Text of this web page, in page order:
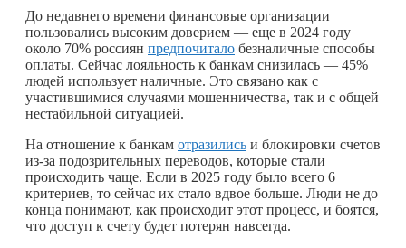
До недавнего времени финансовые организации
пользовались высоким доверием — еще в 2024 году
около 70% россиян предпочитало безналичные способы
оплаты. Сейчас лояльность к банкам снизилась — 45%
людей использует наличные. Это связано как с
участившимися случаями мошенничества, так и с общей
нестабильной ситуацией.
На отношение к банкам отразились и блокировки счетов
из-за подозрительных переводов, которые стали
происходить чаще. Если в 2025 году было всего 6
критериев, то сейчас их стало вдвое больше. Люди не до
конца понимают, как происходит этот процесс, и боятся,
что доступ к счету будет потерян навсегда.